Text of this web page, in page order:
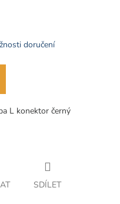
doručení
L konektor černý
SDÍLET